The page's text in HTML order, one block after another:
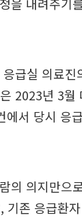
급실 의료진
2023년 3월
서 당시 응
의 의지만으
기존 응급환